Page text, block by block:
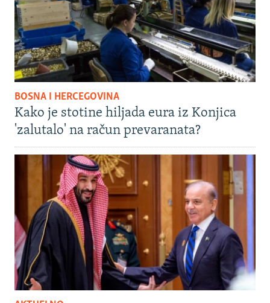
BOSNA I HERCEGOVINA
Kako je stotine hiljada eura iz Konjica
'zalutalo' na račun prevaranata?